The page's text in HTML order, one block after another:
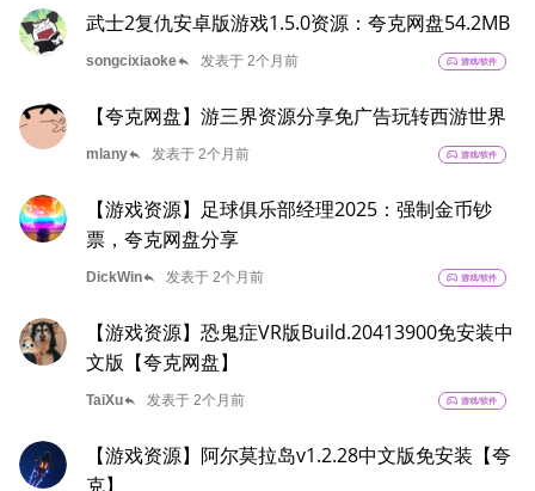
武士2复仇安卓版游戏1.5.0资源：夸克网盘54.2MB
songcixiaokereply 发表于 2个月前 sports_esports 游戏/软件
【夸克网盘】游三界资源分享免广告玩转西游世界
mlanyreply 发表于 2个月前 sports_esports 游戏/软件
【游戏资源】足球俱乐部经理2025：强制金币钞
票，夸克网盘分享
DickWinreply 发表于 2个月前 sports_esports 游戏/软件
【游戏资源】恐鬼症VR版Build.20413900免安装中
文版【夸克网盘】
TaiXureply 发表于 2个月前 sports_esports 游戏/软件
【游戏资源】阿尔莫拉岛v1.2.28中文版免安装【夸
克】